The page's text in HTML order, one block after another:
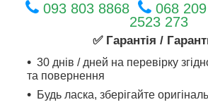
093 803 8868 068
2523 273
✅ Гарантія /
30 днів / дней на перевірку
та повернення
Будь ласка, зберігайте